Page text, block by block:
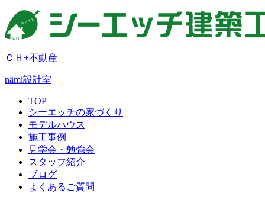
ＣＨ+不動産
nämi設計室
TOP
シーエッチの家づくり
モデルハウス
施工事例
見学会・勉強会
スタッフ紹介
ブログ
よくあるご質問